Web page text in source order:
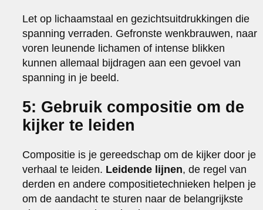
Let op lichaamstaal en gezichtsuitdrukkingen die
spanning verraden. Gefronste wenkbrauwen, naar
voren leunende lichamen of intense blikken
kunnen allemaal bijdragen aan een gevoel van
spanning in je beeld.
5: Gebruik compositie om de
kijker te leiden
Compositie is je gereedschap om de kijker door je
verhaal te leiden. Leidende lijnen, de regel van
derden en andere compositietechnieken helpen je
om de aandacht te sturen naar de belangrijkste